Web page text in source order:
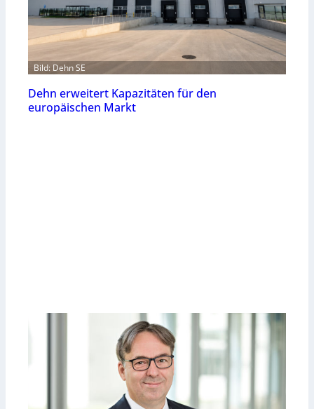
Bild: Dehn SE
Dehn erweitert Kapazitäten für den
europäischen Markt